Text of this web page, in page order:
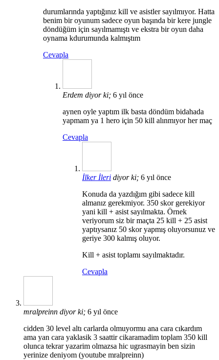
durumlarında yaptığınız kill ve asistler sayılmıyor. Hatta
benim bir oyunum sadece oyun başında bir kere jungle
döndüğüm için sayılmamıştı ve ekstra bir oyun daha
oynama kdurumunda kalmıştım
Cevapla
Erdem diyor ki; 6 yıl önce
aynen oyle yaptım ilk basta döndüm bidahada
yapmam ya 1 hero için 50 kill alınmıyor her maç
Cevapla
İlker İleri diyor ki; 6 yıl önce
Konuda da yazdığım gibi sadece kill
almanız gerekmiyor. 350 skor gerekiyor
yani kill + asist sayılmakta. Örnek
veriyorum siz bir maçta 25 kill + 25 asist
yaptıysanız 50 skor yapmış oluyorsunuz ve
geriye 300 kalmış oluyor.
Kill + asist toplamı sayılmaktadır.
Cevapla
mralpreinn diyor ki; 6 yıl önce
cidden 30 level altı carlarda olmuyormu ana cara cıkardım
ama yan cara yaklasik 3 saattir cikaramadim toplam 350 kill
olunca tekrar yazarim olmazsa hic ugrasmayin ben sizin
yerinize deniyom (youtube mralpreinn)